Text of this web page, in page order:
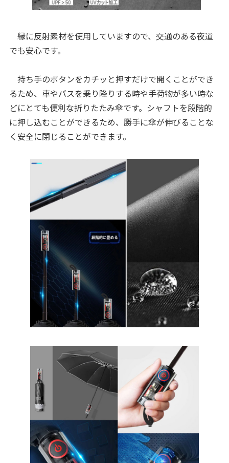
縁に反射素材を使用していますので、交通のある夜道
でも安心です。
持ち手のボタンをカチッと押すだけで開くことができ
るため、車やバスを乗り降りする時や手荷物が多い時な
どにとても便利な折りたたみ傘です。シャフトを段階的
に押し込むことができるため、勝手に傘が伸びることな
く安全に閉じることができます。